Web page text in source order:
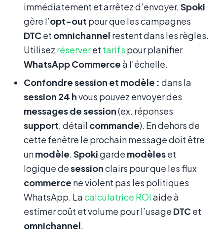
immédiatement et arrêtez d’envoyer.Spoki
gère l’opt-out pour que les campagnes
DTCet omnichannel restent dans les règles.
Utilisez réserveret tarifs pour planifier
WhatsApp Commerceà l’échelle.
Confondre session et modèle : dans la
session 24 hvous pouvez envoyer des
messages de session(ex. réponses
support, détail commande). En dehors de
cette fenêtre le prochain message doit être
unmodèle.Spokigarde modèleset
logique desessionclairs pour que les flux
commerce ne violent pas les politiques
WhatsApp. Lacalculatrice ROIaide à
estimer coût et volume pour l’usage DTCet
omnichannel.